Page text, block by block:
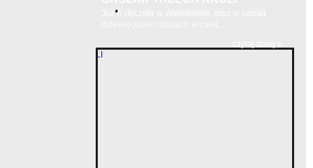
Już 6 stycznia w Wejherowie, oraz w ponad